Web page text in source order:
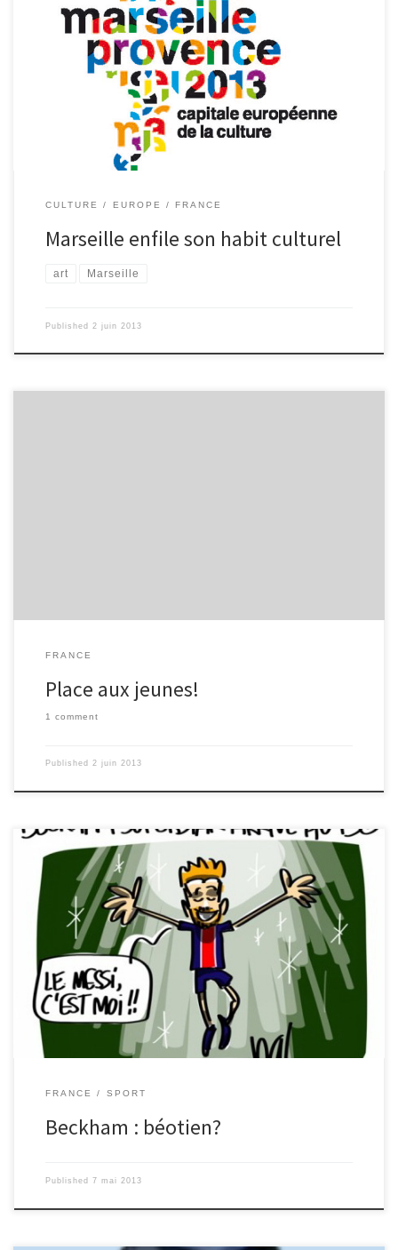
Européenne de la culture : une étape importante pour l’avenir de
la ville. Créé en 1985 par Mélina Mercouri et Jack Lang le titre de
capitale Européenne de la culture permet à chaque ville de se
développer dans les domaines artistiques et culturels et de se
mobiliser pour faire découvrir un territoire. Un jury composé de
treize membres (dont 6 experts nommés par l’Etat en lice, et 7
CULTURE EUROPE FRANCE
Marseille enfile son habit culturel
art Marseille
Published 2 juin 2013
FRANCE
Place aux jeunes!
1 comment
Published 2 juin 2013
Le bellâtre buteur nous aurait-il bernés? À l’acmé de sa carrière,
Beckham est débusqué: dans son baladeur se cachent Justin
Bieber et les Jonas Brothers. [Cliquez sur l'image pour lire la
suite...]
FRANCE SPORT
Beckham : béotien?
Published 7 mai 2013